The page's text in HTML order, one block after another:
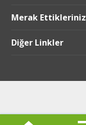
Merak Ettikleriniz
Diğer Linkler